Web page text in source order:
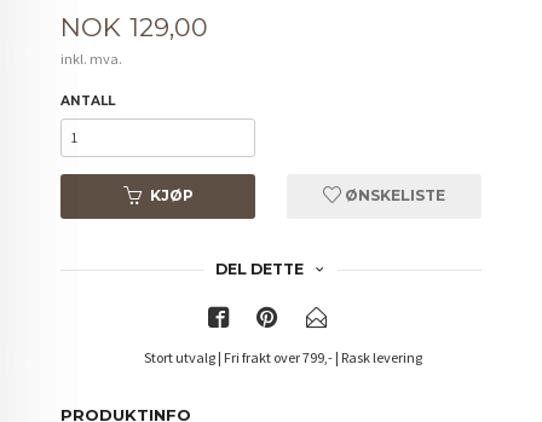
Pris
NOK 129,00
inkl. mva.
ANTALL
KJØP ØNSKELISTE
DEL DETTE
Stort utvalg | Fri frakt over 799,- | Rask levering
PRODUKTINFO